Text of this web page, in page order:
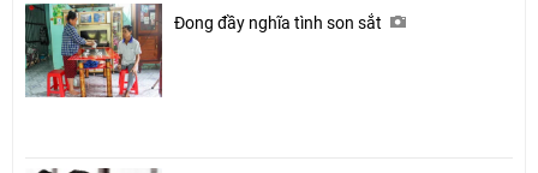
Đong đầy nghĩa tình son sắt